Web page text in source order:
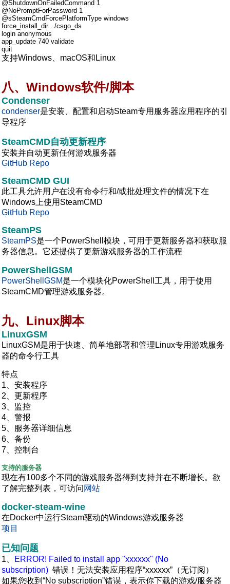
@ShutdownOnFailedCommand 1
@NoPromptForPassword 1
@sSteamCmdForcePlatformType windows
force_install_dir ../csgo_ds
login anonymous
app_update 740 validate
quit
支持Windows、macOS和Linux
八、Windows软件/脚本
Condenser
condenser是安装、配置和启动Steam专用服务器应用程序的引
导程序
SteamCMD自动更新程序
安装并自动更新任何游戏服务器
GitHub Repo
SteamCMD GUI
此工具允许用户在没有命令行和/或批处理文件的情况下在
Windows上使用SteamCMD
GitHub Repo
SteamPS
SteamPS是一个PowerShell模块，可用于更新服务器和获取服
务器信息。它还提供了更新游戏服务器的工作流程
PowerShellGSM
PowerShellGSM是一个模块化PowerShell工具，用于使用
SteamCMD管理游戏服务器。
九、Linux脚本
LinuxGSM
LinuxGSM是用于快速、简单地部署和管理Linux专用游戏服务
器的命令行工具
特点
1、安装程序
2、更新程序
3、监控
4、警报
5、服务器详细信息
6、备份
7、控制台
支持的服务器
现在有100多个不同的游戏服务器得到支持并在不断增长。欲
了解完整列表，可访问 网站
docker-steam-wine
在Docker中运行Steam驱动的Windows游戏服务器
项目
已知问题
1、
ERROR! Failed to install app "xxxxxx" (No
subscription) 错误！无法安装应用程序“xxxxxx”（无订阅）
如果您收到“No subscription”错误，表示你下载的游戏/服务器